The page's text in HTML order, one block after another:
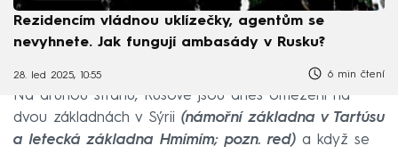
Rezidencím vládnou uklízečky, agentům se
nevyhnete. Jak fungují ambasády v Rusku?
28. led 2025, 10:55 6 min čtení
Na druhou stranu, Rusové jsou dnes omezeni na
dvou základnách v Sýrii (námořní základna v Tartúsu
a letecká základna Hmímím; pozn. red) a když se